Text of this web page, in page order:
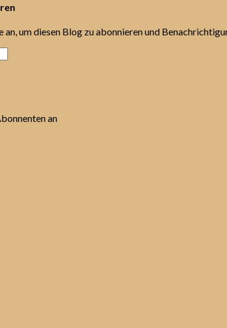
um diesen Blog zu abonnieren und
an